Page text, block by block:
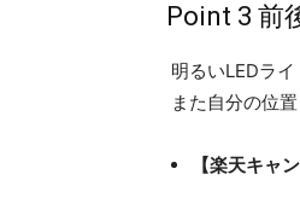
Point 3 前
明るいLEDラ
また自分の位
【楽天キャ